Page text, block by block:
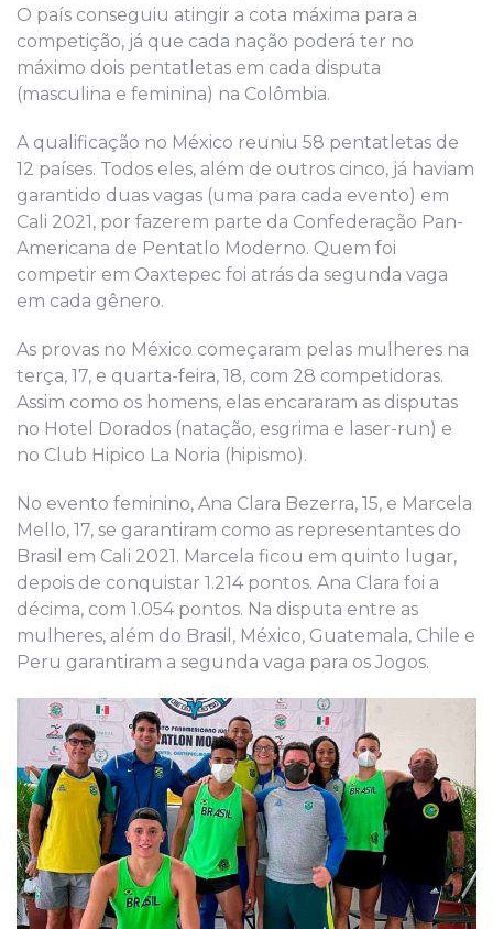
O país conseguiu atingir a cota máxima para a
competição, já que cada nação poderá ter no
máximo dois pentatletas em cada disputa
(masculina e feminina) na Colômbia.
A qualificação no México reuniu 58 pentatletas de
12 países. Todos eles, além de outros cinco, já haviam
garantido duas vagas (uma para cada evento) em
Cali 2021, por fazerem parte da Confederação Pan-
Americana de Pentatlo Moderno. Quem foi
competir em Oaxtepec foi atrás da segunda vaga
em cada gênero.
As provas no México começaram pelas mulheres na
terça, 17, e quarta-feira, 18, com 28 competidoras.
Assim como os homens, elas encararam as disputas
no Hotel Dorados (natação, esgrima e laser-run) e
no Club Hipico La Noria (hipismo).
No evento feminino, Ana Clara Bezerra, 15, e Marcela
Mello, 17, se garantiram como as representantes do
Brasil em Cali 2021. Marcela ficou em quinto lugar,
depois de conquistar 1.214 pontos. Ana Clara foi a
décima, com 1.054 pontos. Na disputa entre as
mulheres, além do Brasil, México, Guatemala, Chile e
Peru garantiram a segunda vaga para os Jogos.